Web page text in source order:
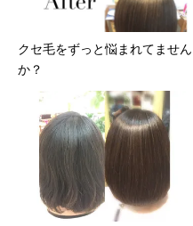
クセ毛をずっと悩まれてません
か？